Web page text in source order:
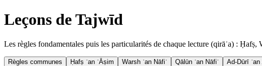
Leçons de Tajwīd
Les règles fondamentales puis les particularités de chaque lecture (qirāʾa) :
Règles communes Ḥafṣ ʿan ʿĀṣim Warsh ʿan Nāfiʿ Qālūn ʿan Nāfiʿ Ad-Dūrī